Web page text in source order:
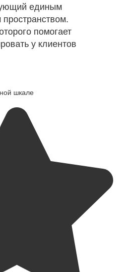
единым
помогает
у клиентов
шкале